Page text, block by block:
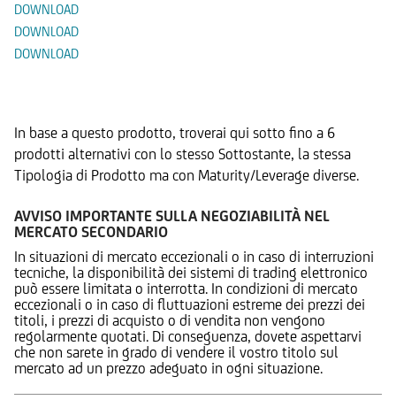
DOWNLOAD
DOWNLOAD
DOWNLOAD
In base a questo prodotto, troverai qui sotto fino a 6
prodotti alternativi con lo stesso Sottostante, la stessa
Tipologia di Prodotto ma con Maturity/Leverage diverse.
AVVISO IMPORTANTE SULLA NEGOZIABILITÀ NEL
MERCATO SECONDARIO
In situazioni di mercato eccezionali o in caso di interruzioni
tecniche, la disponibilità dei sistemi di trading elettronico
può essere limitata o interrotta. In condizioni di mercato
eccezionali o in caso di fluttuazioni estreme dei prezzi dei
titoli, i prezzi di acquisto o di vendita non vengono
regolarmente quotati. Di conseguenza, dovete aspettarvi
che non sarete in grado di vendere il vostro titolo sul
mercato ad un prezzo adeguato in ogni situazione.